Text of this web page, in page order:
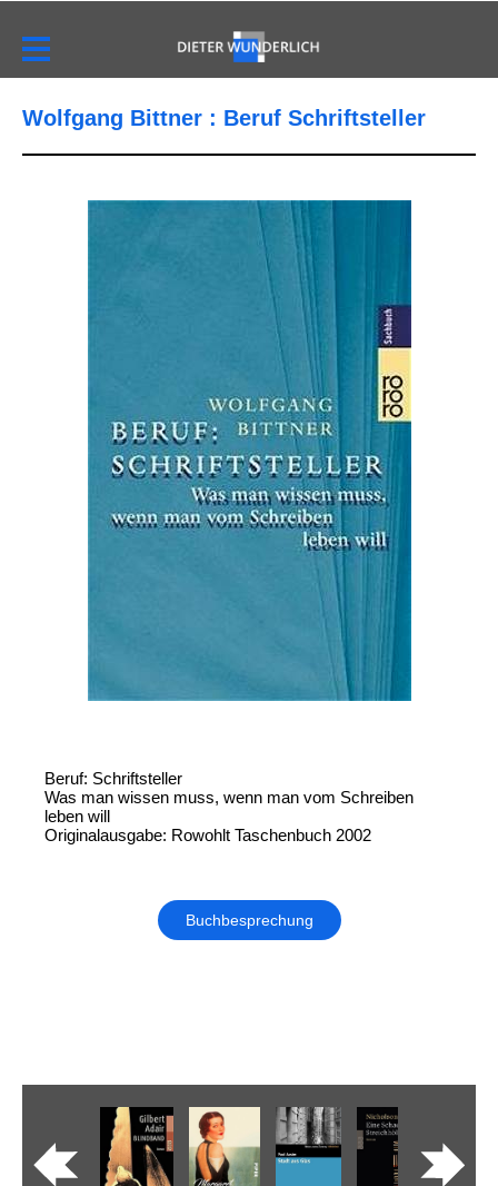
Wolfgang Bittner : Beruf Schriftsteller
Beruf: Schriftsteller
Was man wissen muss, wenn man vom Schreiben
leben will
Originalausgabe: Rowohlt Taschenbuch 2002
Buchbesprechung